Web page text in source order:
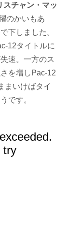
スチャン・マッ
のかいもあ
下しました。
12タイトルに
速。一方のス
を増しPac-12
まいけばタイ
です。